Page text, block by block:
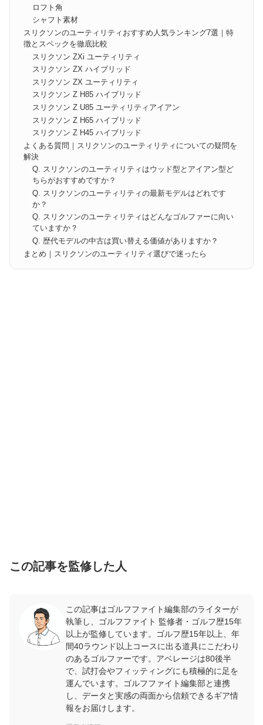
ロフト角
シャフト素材
スリクソンのユーティリティおすすめ人気ランキング7選｜特
徴とスペックを徹底比較
スリクソン ZXi ユーティリティ
スリクソン ZX ハイブリッド
スリクソン ZX ユーティリティ
スリクソン Z H85 ハイブリッド
スリクソン Z U85 ユーティリティアイアン
スリクソン Z H65 ハイブリッド
スリクソン Z H45 ハイブリッド
よくある質問｜スリクソンのユーティリティについての疑問を
解決
Q. スリクソンのユーティリティはウッド型とアイアン型ど
ちらがおすすめですか？
Q. スリクソンのユーティリティの最新モデルはどれです
か？
Q. スリクソンのユーティリティはどんなゴルファーに向い
ていますか？
Q. 歴代モデルの中古は買い替える価値がありますか？
まとめ｜スリクソンのユーティリティ選びで迷ったら
この記事を監修した人
この記事はゴルフファイト編集部のライターが
執筆し、ゴルフファイト 監修者・ゴルフ歴15年
以上が監修しています。ゴルフ歴15年以上、年
間40ラウンド以上コースに出る道具にこだわり
のあるゴルファーです。アベレージは80後半
で、試打会やフィッティングにも積極的に足を
運んでいます。ゴルフファイト編集部と連携
し、データと実感の両面から信頼できるギア情
報をお届けします。